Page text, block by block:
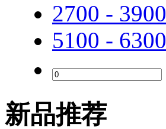
2700 - 3900
5100 - 6300
新品推荐